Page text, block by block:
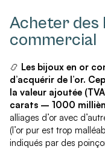
Acheter des
commercial
📿 Les bijoux en or
d’acquérir de l’or.
la valeur ajoutée
carats – 1000
alliages d’or avec
(l’or pur est trop
indiqués par des